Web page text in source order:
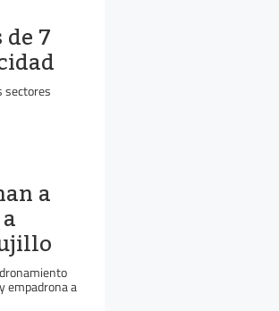
7
sectores
a
empadrona a